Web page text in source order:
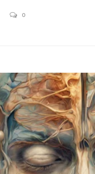
0